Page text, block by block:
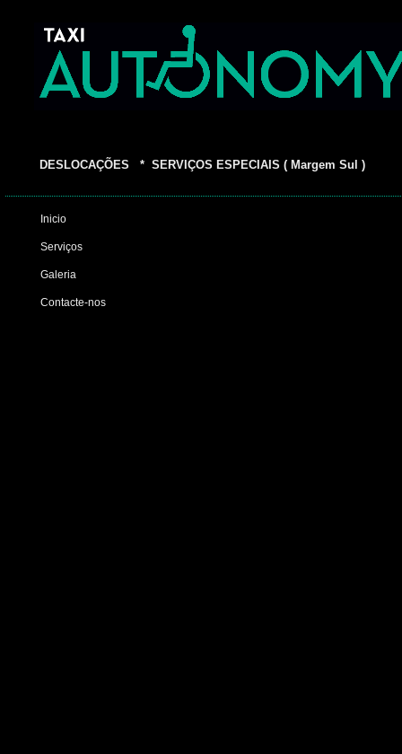
DESLOCAÇÕES * SERVIÇOS ESPECIAIS ( Margem Sul )
Inicio
Serviços
Contacte-nos
Galeria